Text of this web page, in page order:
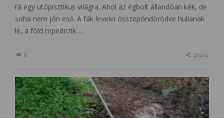
rá egy utópisztikus világra. Ahol az égbolt állandóan kék, de
soha nem jön eső. A fák levelei összepöndörödve hullanak
le, a föld repedezik …
0 Share